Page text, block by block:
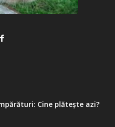
Cine plătește azi?